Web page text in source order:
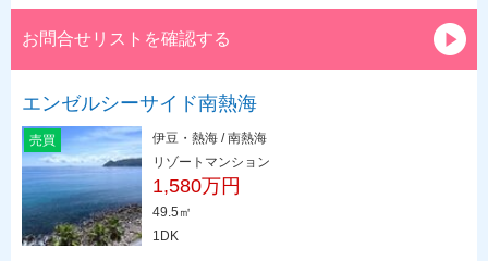
お問合せリストを確認する
エンゼルシーサイド南熱海
売買
伊豆・熱海 / 南熱海
リゾートマンション
1,580万円
49.5㎡
1DK